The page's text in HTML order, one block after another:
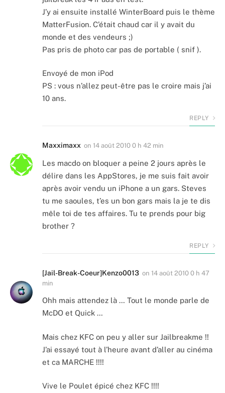
J’y ai ensuite installé WinterBoard puis le thème
MatterFusion. C’était chaud car il y avait du
monde et des vendeurs ;)
Pas pris de photo car pas de portable ( snif ).
Envoyé de mon iPod
PS : vous n’allez peut-être pas le croire mais j’ai
10 ans.
REPLY
Maxximaxx on 14 août 2010 0 h 42 min
Les macdo on bloquer a peine 2 jours après le
délire dans les AppStores, je me suis fait avoir
après avoir vendu un iPhone a un gars. Steves
tu me saoules, t’es un bon gars mais la je te dis
mêle toi de tes affaires. Tu te prends pour big
brother ?
REPLY
[Jail-Break-Coeur]Kenzo0013 on 14 août 2010 0 h 47
min
Ohh mais attendez là … Tout le monde parle de
McDO et Quick …
Mais chez KFC on peu y aller sur Jailbreakme !!
J’ai essayé tout à l’heure avant d’aller au cinéma
et ca MARCHE !!!!
Vive le Poulet épicé chez KFC !!!!